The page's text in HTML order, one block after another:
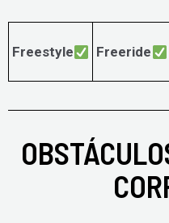
Freestyle Freeride